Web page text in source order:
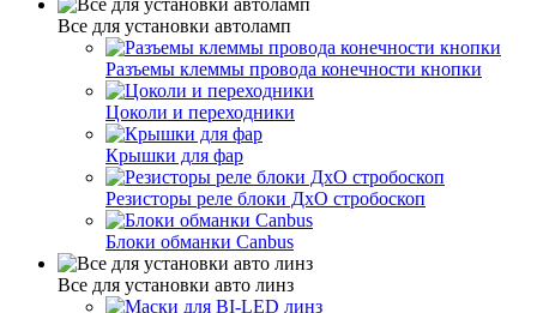
Все для установки автоламп
Разъемы клеммы провода конечности кнопки
Цоколи и переходники
Крышки для фар
Резисторы реле блоки ДхО стробоскоп
Блоки обманки Canbus
Все для установки авто линз